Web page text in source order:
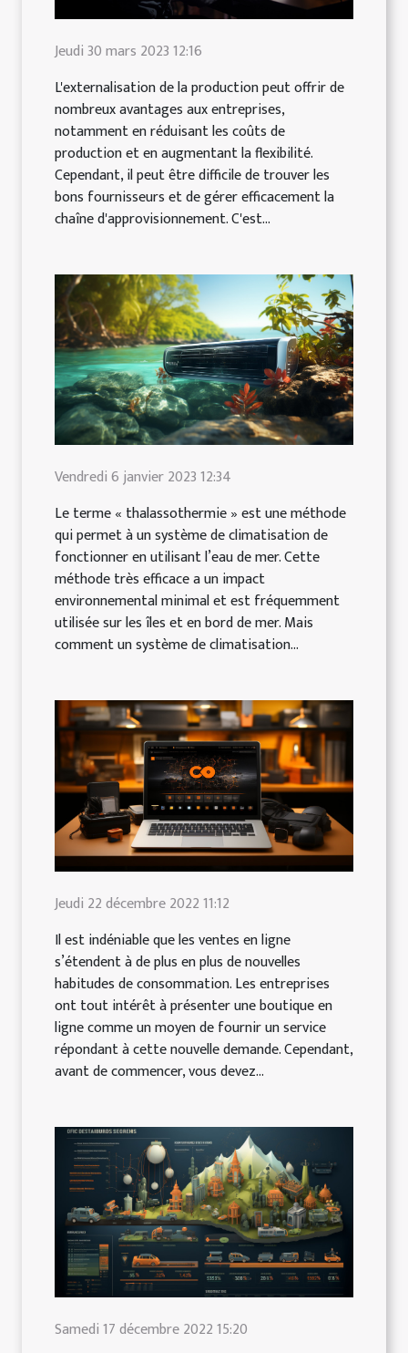
Jeudi 30 mars 2023 12:16
L'externalisation de la production peut offrir de
nombreux avantages aux entreprises,
notamment en réduisant les coûts de
production et en augmentant la flexibilité.
Cependant, il peut être difficile de trouver les
bons fournisseurs et de gérer efficacement la
chaîne d'approvisionnement. C'est...
Vendredi 6 janvier 2023 12:34
Le terme « thalassothermie » est une méthode
qui permet à un système de climatisation de
fonctionner en utilisant l’eau de mer. Cette
méthode très efficace a un impact
environnemental minimal et est fréquemment
utilisée sur les îles et en bord de mer. Mais
comment un système de climatisation...
Jeudi 22 décembre 2022 11:12
Il est indéniable que les ventes en ligne
s’étendent à de plus en plus de nouvelles
habitudes de consommation. Les entreprises
ont tout intérêt à présenter une boutique en
ligne comme un moyen de fournir un service
répondant à cette nouvelle demande. Cependant,
avant de commencer, vous devez...
Samedi 17 décembre 2022 15:20